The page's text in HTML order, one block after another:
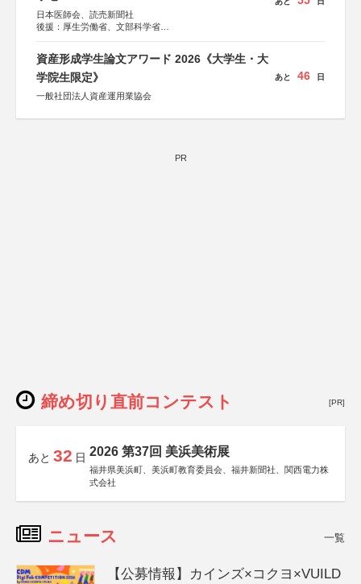
日本医師会、読売新聞社
後援：厚生労働省、文部科学省
しん生命保険株式会社
資産形成学生論文アワード 2026《大学生・大
学院生限定》
一般社団法人資産運用業協会
あと 46 日
PR
締め切り直前コンテスト [PR]
あと 32 日 2026 第37回 美浜美術展
福井県美浜町、美浜町教育委員会、福井新聞社、関西電力株
式会社
ニュース 一覧
【公募情報】カインズ×コクヨ×VUILD